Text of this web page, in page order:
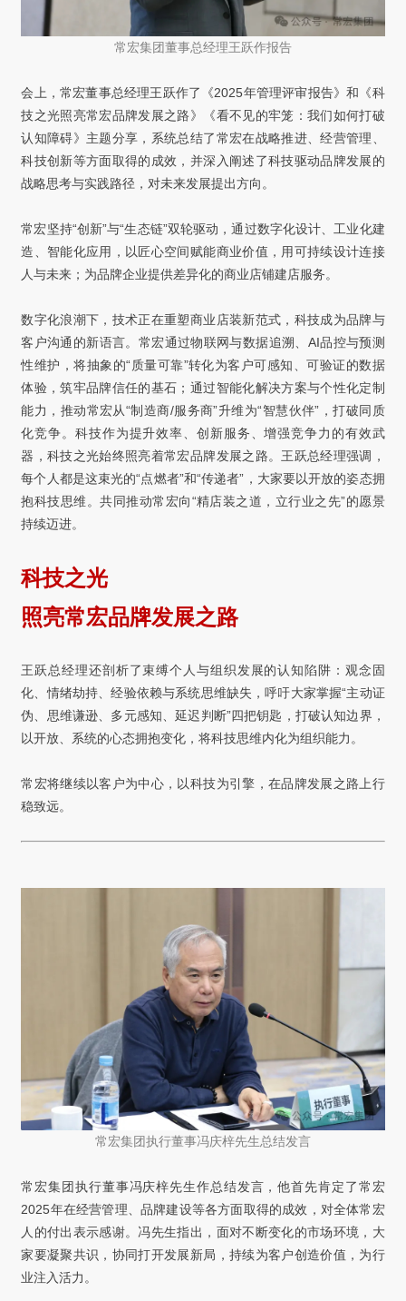
常宏集团董事总经理王跃作报告
会上，常宏董事总经理王跃作了《2025年管理评审报告》和《科
技之光照亮常宏品牌发展之路》《看不见的牢笼：我们如何打破
认知障碍》主题分享，系统总结了常宏在战略推进、经营管理、
科技创新等方面取得的成效，并深入阐述了科技驱动品牌发展的
战略思考与实践路径，对未来发展提出方向。
常宏坚持“创新”与“生态链”双轮驱动，通过数字化设计、工业化建
造、智能化应用，以匠心空间赋能商业价值，用可持续设计连接
人与未来；为品牌企业提供差异化的商业店铺建店服务。
数字化浪潮下，技术正在重塑商业店装新范式，科技成为品牌与
客户沟通的新语言。常宏通过物联网与数据追溯、AI品控与预测
性维护，将抽象的“质量可靠”转化为客户可感知、可验证的数据
体验，筑牢品牌信任的基石；通过智能化解决方案与个性化定制
能力，推动常宏从“制造商/服务商”升维为“智慧伙伴”，打破同质
化竞争。科技作为提升效率、创新服务、增强竞争力的有效武
器，科技之光始终照亮着常宏品牌发展之路。王跃总经理强调，
每个人都是这束光的“点燃者”和“传递者”，大家要以开放的姿态拥
抱科技思维。共同推动常宏向“精店装之道，立行业之先”的愿景
持续迈进。
科技之光
照亮常宏品牌发展之路
王跃总经理还剖析了束缚个人与组织发展的认知陷阱：观念固
化、情绪劫持、经验依赖与系统思维缺失，呼吁大家掌握“主动证
伪、思维谦逊、多元感知、延迟判断”四把钥匙，打破认知边界，
以开放、系统的心态拥抱变化，将科技思维内化为组织能力。
常宏将继续以客户为中心，以科技为引擎，在品牌发展之路上行
稳致远。
常宏集团执行董事冯庆梓先生总结发言
常宏集团执行董事冯庆梓先生作总结发言，他首先肯定了常宏
2025年在经营管理、品牌建设等各方面取得的成效，对全体常宏
人的付出表示感谢。冯先生指出，面对不断变化的市场环境，大
家要凝聚共识，协同打开发展新局，持续为客户创造价值，为行
业注入活力。